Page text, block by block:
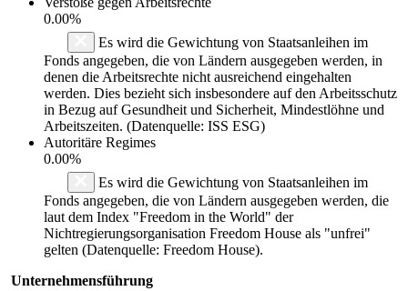
0.00%
Es wird die Gewichtung von Staatsanleihen im
Fonds angegeben, die von Ländern ausgegeben werden, in
denen die Arbeitsrechte nicht ausreichend eingehalten
werden. Dies bezieht sich insbesondere auf den Arbeitsschutz
in Bezug auf Gesundheit und Sicherheit, Mindestlöhne und
Arbeitszeiten. (Datenquelle: ISS ESG)
Autoritäre Regimes
0.00%
Es wird die Gewichtung von Staatsanleihen im
Fonds angegeben, die von Ländern ausgegeben werden, die
laut dem Index "Freedom in the World" der
Nichtregierungsorganisation Freedom House als "unfrei"
gelten (Datenquelle: Freedom House).
Unternehmensführung